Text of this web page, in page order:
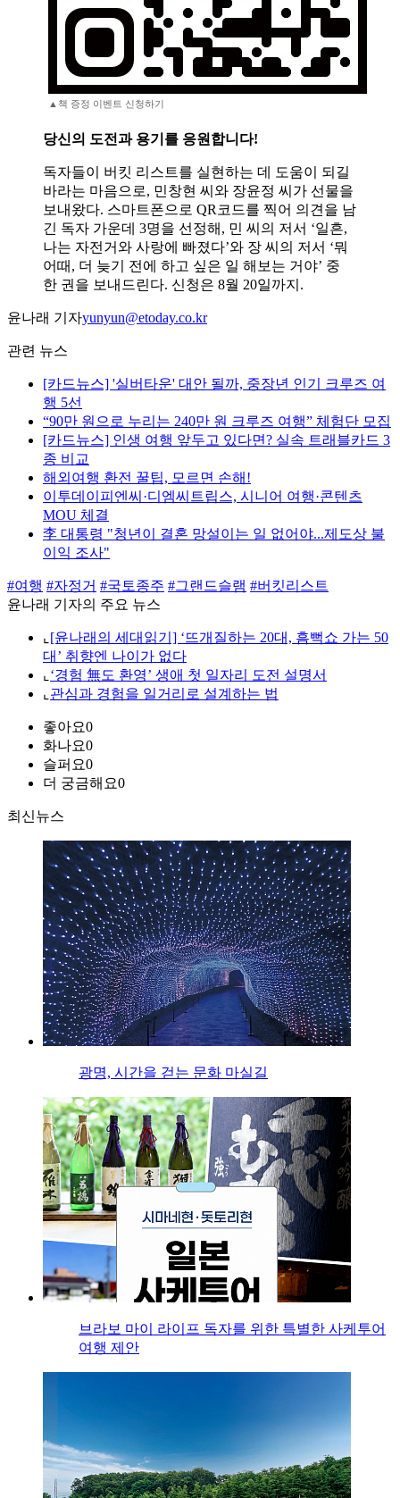
▲책 증정 이벤트 신청하기
당신의 도전과 용기를 응원합니다!
독자들이 버킷 리스트를 실현하는 데 도움이 되길
바라는 마음으로, 민창현 씨와 장윤정 씨가 선물을
보내왔다. 스마트폰으로 QR코드를 찍어 의견을 남
긴 독자 가운데 3명을 선정해, 민 씨의 저서 ‘일흔,
나는 자전거와 사랑에 빠졌다’와 장 씨의 저서 ‘뭐
어때, 더 늦기 전에 하고 싶은 일 해보는 거야’ 중
한 권을 보내드린다. 신청은 8월 20일까지.
윤나래 기자yunyun@etoday.co.kr
관련 뉴스
[카드뉴스] '실버타운' 대안 될까, 중장년 인기 크루즈 여
행 5선
“90만 원으로 누리는 240만 원 크루즈 여행” 체험단 모집
[카드뉴스] 인생 여행 앞두고 있다면? 실속 트래블카드 3
종 비교
해외여행 환전 꿀팁, 모르면 손해!
이투데이피엔씨·디엠씨트립스, 시니어 여행·콘텐츠
MOU 체결
李 대통령 "청년이 결혼 망설이는 일 없어야...제도상 불
이익 조사"
#여행 #자정거 #국토종주 #그랜드슬램 #버킷리스트
윤나래 기자의 주요 뉴스
⌞ [윤나래의 세대읽기] ‘뜨개질하는 20대, 흠뻑쇼 가는 50
대’ 취향엔 나이가 없다
⌞ ‘경험 無도 환영’ 생애 첫 일자리 도전 설명서
⌞ 관심과 경험을 일거리로 설계하는 법
좋아요0
화나요0
슬퍼요0
더 궁금해요0
최신뉴스
광명, 시간을 걷는 문화 마실길
브라보 마이 라이프 독자를 위한 특별한 사케투어
여행 제안